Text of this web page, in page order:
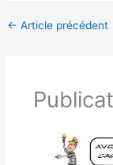
← Article précédent